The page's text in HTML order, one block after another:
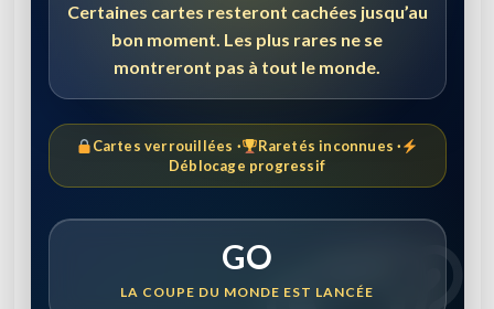
Certaines cartes resteront cachées jusqu’au
bon moment. Les plus rares ne se
montreront pas à tout le monde.
Cartes verrouillées ·
Raretés inconnues ·
Déblocage progressif
GO
LA COUPE DU MONDE EST LANCÉE